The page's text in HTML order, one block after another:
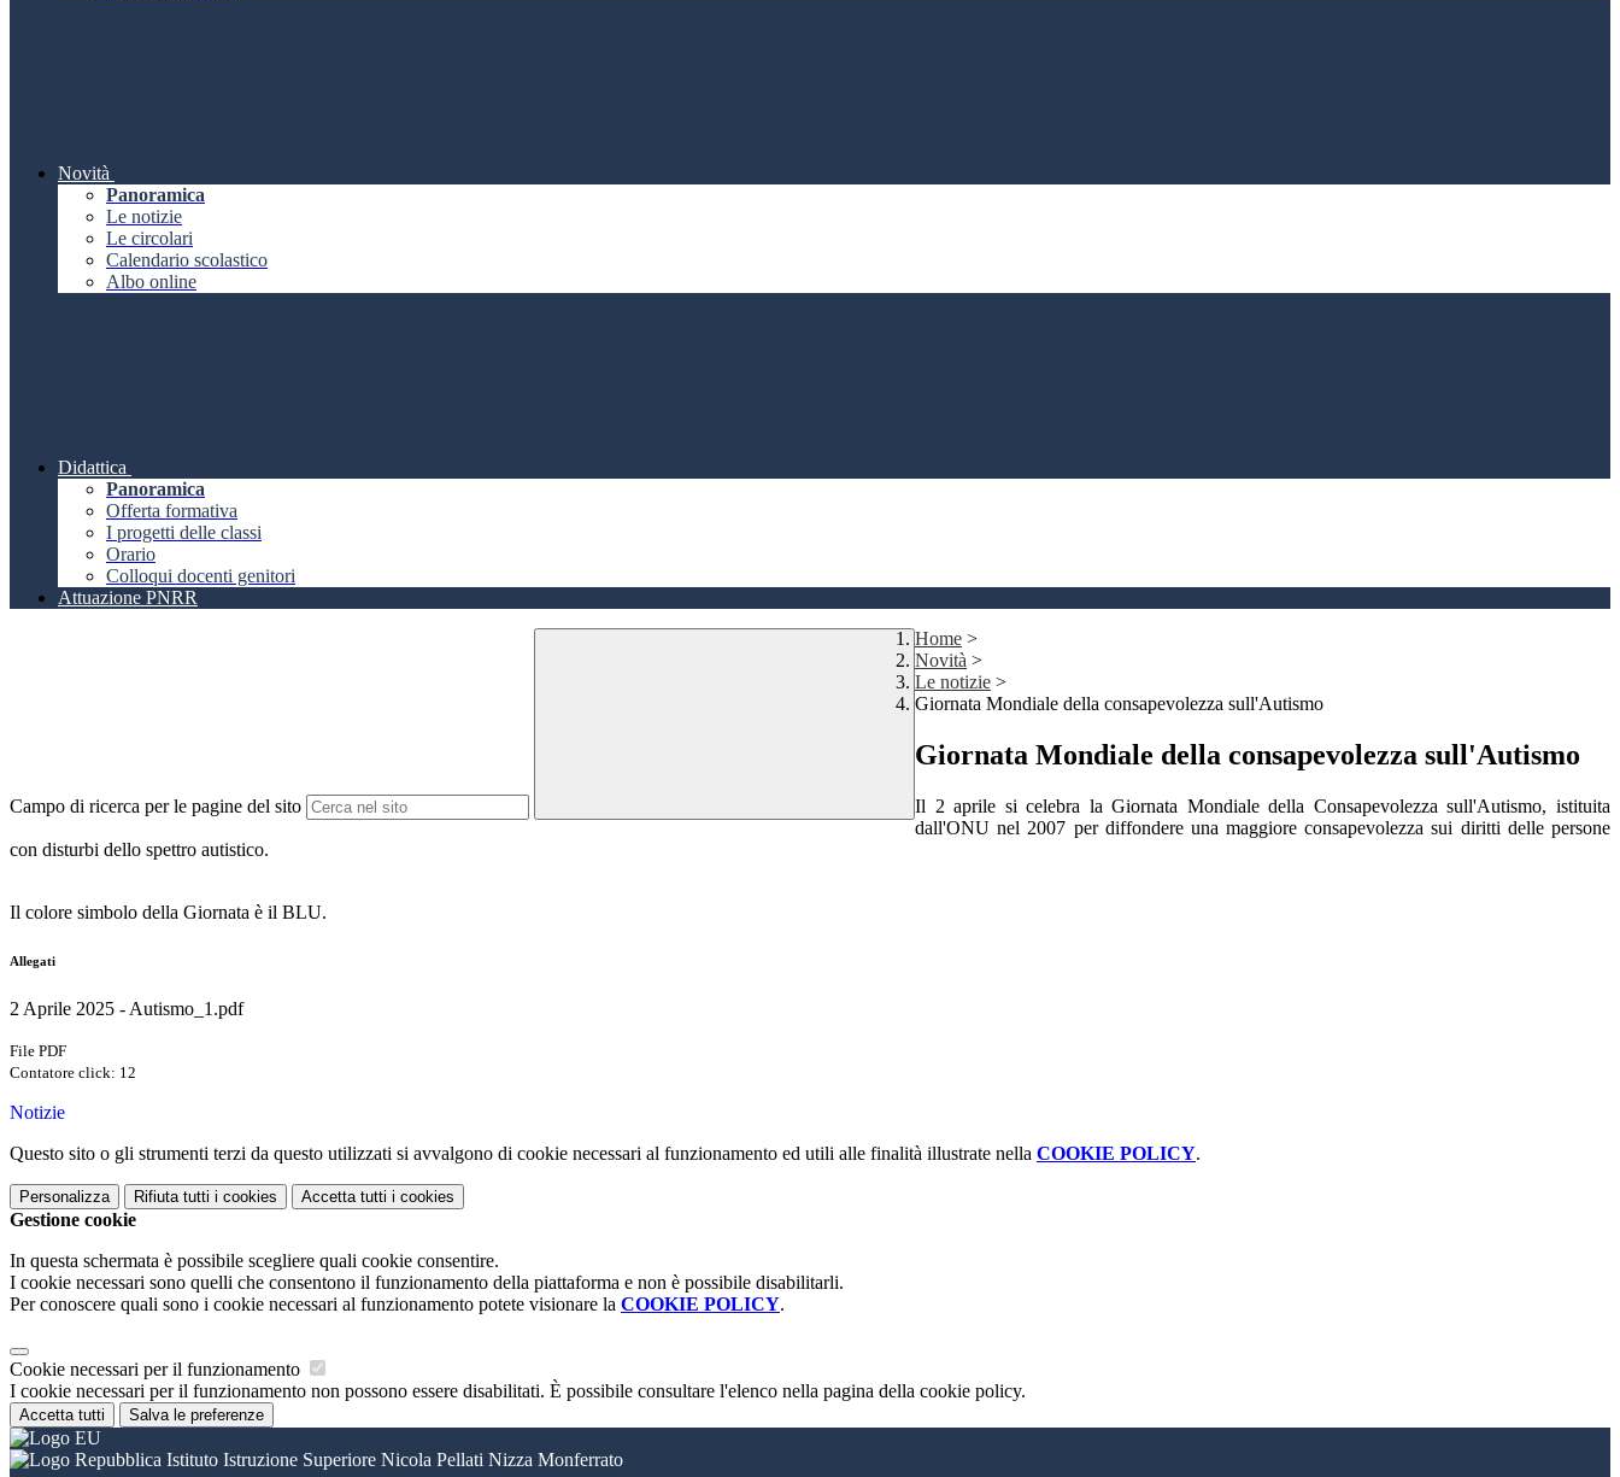
Novità
Panoramica
Le notizie
Le circolari
Calendario scolastico
Albo online
Didattica
Panoramica
Offerta formativa
I progetti delle classi
Orario
Colloqui docenti genitori
Attuazione PNRR
Campo di ricerca per le pagine del sito
Home >
Novità >
Le notizie >
Giornata Mondiale della consapevolezza sull'Autismo
Giornata Mondiale della consapevolezza sull'Autismo
Il 2 aprile si celebra la Giornata Mondiale della Consapevolezza sull'Autismo, istituita
dall'ONU nel 2007 per diffondere una maggiore consapevolezza sui diritti delle persone
con disturbi dello spettro autistico.
Il colore simbolo della Giornata è il BLU.
Allegati
2 Aprile 2025 - Autismo_1.pdf
File PDF
Contatore click: 12
Notizie
Questo sito o gli strumenti terzi da questo utilizzati si avvalgono di cookie necessari al funzionamento ed utili alle finalità illustrate nella COOKIE POLICY.
Personalizza Rifiuta tutti i cookies Accetta tutti i cookies
Gestione cookie
In questa schermata è possibile scegliere quali cookie consentire.
I cookie necessari sono quelli che consentono il funzionamento della piattaforma e non è possibile disabilitarli.
Per conoscere quali sono i cookie necessari al funzionamento potete visionare la COOKIE POLICY.
Cookie necessari per il funzionamento
I cookie necessari per il funzionamento non possono essere disabilitati. È possibile consultare l'elenco nella pagina della cookie policy.
Accetta tutti Salva le preferenze
Istituto Istruzione Superiore Nicola Pellati Nizza Monferrato